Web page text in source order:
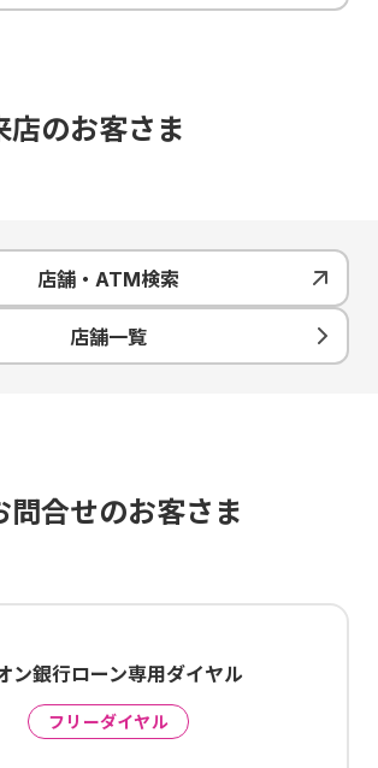
店のお客さま
店舗・ATM検索
店舗一覧
問合せのお客さま
ン銀行ローン専用ダイヤル
フリーダイヤル